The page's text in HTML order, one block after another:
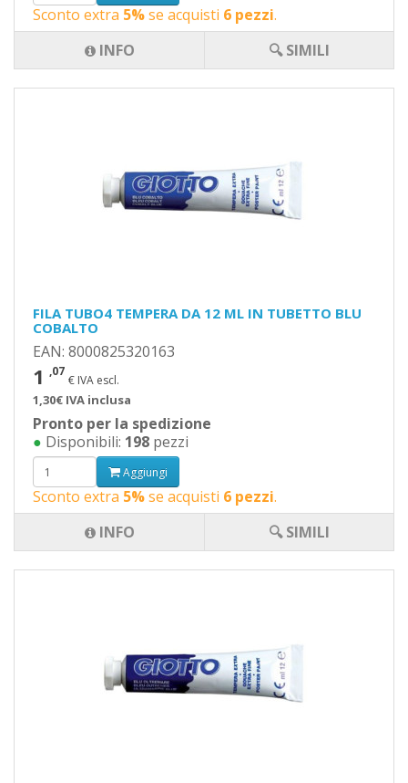
Sconto extra 5%se acquisti 6 pezzi.
INFO
🔍 SIMILI
FILA TUBO4 TEMPERA DA 12 ML IN TUBETTO BLU
COBALTO
EAN: 8000825320163
1 ,07
€ IVA escl.
1,30€ IVA inclusa
Pronto per la spedizione
● Disponibili: 198 pezzi
Aggiungi
Sconto extra 5%se acquisti 6 pezzi.
INFO
🔍 SIMILI